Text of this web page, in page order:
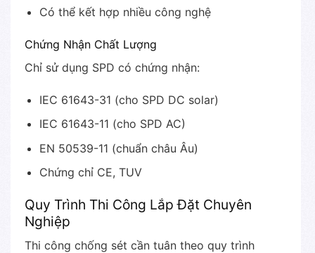
Có thể kết hợp nhiều công nghệ
Chứng Nhận Chất Lượng
Chỉ sử dụng SPD có chứng nhận:
IEC 61643-31 (cho SPD DC solar)
IEC 61643-11 (cho SPD AC)
EN 50539-11 (chuẩn châu Âu)
Chứng chỉ CE, TUV
Quy Trình Thi Công Lắp Đặt Chuyên
Nghiệp
Thi công chống sét cần tuân theo quy trình